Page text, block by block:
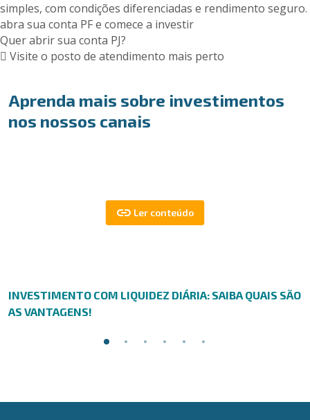
simples, com condições diferenciadas e rendimento seguro.
abra sua conta PF e comece a investir
Quer abrir sua conta PJ?
Visite o posto de atendimento mais perto
Aprenda mais sobre investimentos
nos nossos canais
INVESTIMENTO COM LIQUIDEZ DIÁRIA: SAIBA QUAIS SÃO
AS VANTAGENS!